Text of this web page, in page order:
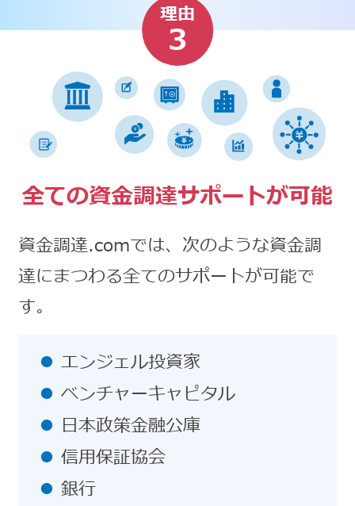
理由
3
全ての資金調達サポートが可能
資金調達.comでは、次のような資金調
達にまつわる全てのサポートが可能で
す。
エンジェル投資家
ベンチャーキャピタル
日本政策金融公庫
信用保証協会
銀行